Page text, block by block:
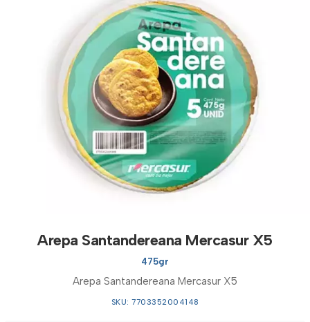
Arepa Santandereana Mercasur X5
475gr
Arepa Santandereana Mercasur X5
SKU: 7703352004148